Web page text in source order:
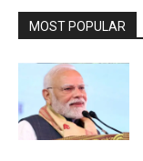
MOST POPULAR